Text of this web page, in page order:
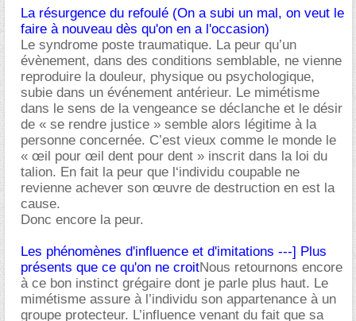
La résurgence du refoulé (On a subi un mal, on veut le
faire à nouveau dès qu'on en a l'occasion)
Le syndrome poste traumatique. La peur qu’un
évènement, dans des conditions semblable, ne vienne
reproduire la douleur, physique ou psychologique,
subie dans un événement antérieur. Le mimétisme
dans le sens de la vengeance se déclanche et le désir
de « se rendre justice » semble alors légitime à la
personne concernée. C’est vieux comme le monde le
« œil pour œil dent pour dent » inscrit dans la loi du
talion. En fait la peur que l‘individu coupable ne
revienne achever son œuvre de destruction en est la
cause.
Donc encore la peur.
Les phénomènes d'influence et d'imitations ---] Plus
présents que ce qu'on ne croitNous retournons encore
à ce bon instinct grégaire dont je parle plus haut. Le
mimétisme assure à l’individu son appartenance à un
groupe protecteur. L’influence venant du fait que sa